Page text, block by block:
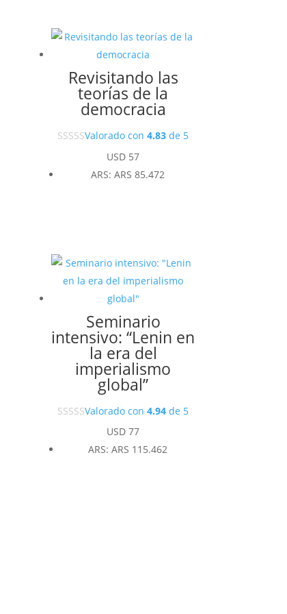
Revisitando las
teorías de la
democracia
Valorado con4.83 de 5
USD 57
ARS:ARS 85.472
Seminario
intensivo: “Lenin en
la era del
imperialismo
global”
Valorado con4.94 de 5
USD 77
ARS:ARS 115.462